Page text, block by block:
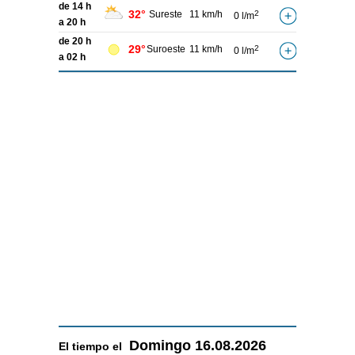
de 14 h
a 20 h
32° Sureste 11 km/h 0 l/m2
de 20 h
a 02 h
29°Suroeste 11 km/h 0 l/m2
El tiempo el Domingo 16.08.2026